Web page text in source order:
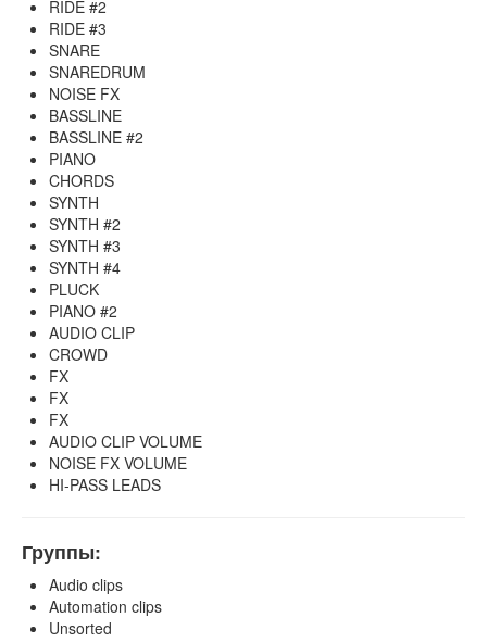
RIDE #2
RIDE #3
SNARE
SNAREDRUM
NOISE FX
BASSLINE
BASSLINE #2
PIANO
CHORDS
SYNTH
SYNTH #2
SYNTH #3
SYNTH #4
PLUCK
PIANO #2
AUDIO CLIP
CROWD
FX
FX
FX
AUDIO CLIP VOLUME
NOISE FX VOLUME
HI-PASS LEADS
Группы:
Audio clips
Automation clips
Unsorted